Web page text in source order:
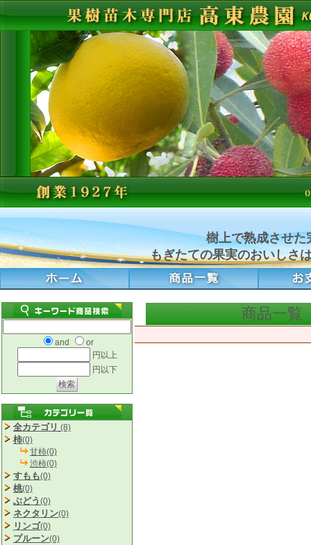
樹上で熟成させた
もぎたての果実のおいしさ
and
or
円以上
円以下
全カテゴリ (8)
柿(0)
甘柿(0)
渋柿(0)
すもも(0)
桃(0)
ぶどう (0)
ネクタリン(0)
リンゴ(0)
プルーン(0)
商品一覧